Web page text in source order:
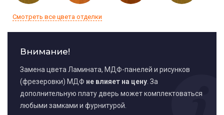
Смотреть все цвета отделки
Внимание!
Замена цвета Ламината, МДФ-панелей и рисунков
(фрезеровки) МДФ не влияет на цену . За
дополнительную плату дверь может комплектоваться
любыми замками и фурнитурой.